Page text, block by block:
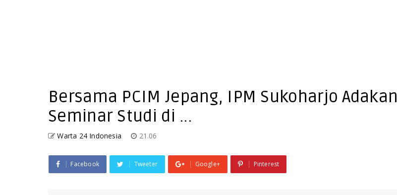
Bersama PCIM Jepang, IPM Sukoharjo Adakan
Seminar Studi di ...
Warta 24 Indonesia 21.06
Facebook Tweeter Google+ Pinterest